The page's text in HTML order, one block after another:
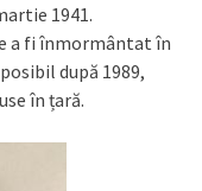
1941.
a fi înmormântat în
după 1989,
în țară.